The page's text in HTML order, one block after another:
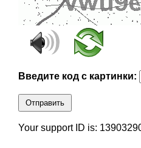
Введите код с картинки:
Отправить
Your support ID is: